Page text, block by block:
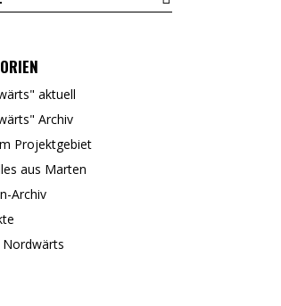
aktuell
Archiv
Projektgebiet
aus Marten
Archiv